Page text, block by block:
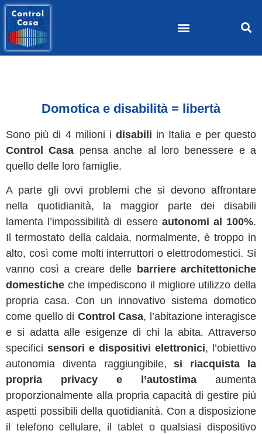
Domotica e disabilità = libertà
Sono più di 4 milioni idisabili in Italia e per questo
Control Casa pensa anche al loro benessere e a
quello delle loro famiglie.
A parte gli ovvi problemi che si devono affrontare
nella quotidianità, la maggior parte dei disabili
lamenta l’impossibilità di essere autonomi al 100%.
Il termostato della caldaia, normalmente, è troppo in
alto, così come molti interruttori o elettrodomestici. Si
vanno così a creare delle barriere architettoniche
domestiche che impediscono il migliore utilizzo della
propria casa. Con un innovativo sistema domotico
come quello di Control Casa, l’abitazione interagisce
e si adatta alle esigenze di chi la abita. Attraverso
specifici sensori e dispositivi elettronici, l’obiettivo
autonomia diventa raggiungibile,si riacquista la
propria privacy e l’autostima aumenta
proporzionalmente alla propria capacità di gestire più
aspetti possibili della quotidianità. Con a disposizione
il telefono cellulare, il tablet o qualsiasi dispositivo